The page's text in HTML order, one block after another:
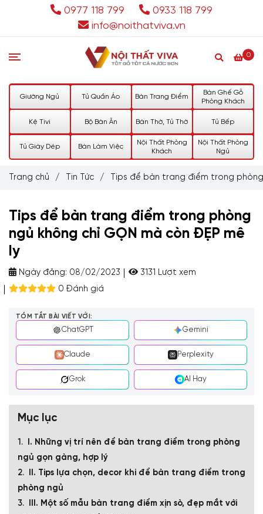
0977 118 799
0933 118 799
info@noithatviva.vn
0
Giường Ngủ Tủ Quần Áo Bàn Trang Điểm
Bàn Ghế Gỗ
Phòng Khách
Kệ Tivi Bộ Bàn Ăn Bàn Thờ, Tủ Thờ Tủ Bếp
Tủ Giày Dép Bàn Làm Việc
Nội Thất Phòng
Khách
Nội Thất Phòng
Ngủ
Trang chủ / Tin Tức / Tips để bàn trang điểm trong
Tips để bàn trang điểm trong phòng
ngủ không chỉ GỌN mà còn ĐẸP mê
ly
Ngày đăng: 08/02/2023
3131 Lượt xem
0 Đánh giá
TÓM TẮT BÀI VIẾT VỚI:
ChatGPT Gemini
Claude Perplexity
Grok AI Hay
Mục lục
I. Những vị trí nên để bàn trang điểm trong phòng
ngủ gọn gàng, hợp lý
II. Tips lựa chọn, decor khi để bàn trang điểm trong
phòng ngủ
III. Một số mẫu bàn trang điểm xịn sò, đẹp mắt với